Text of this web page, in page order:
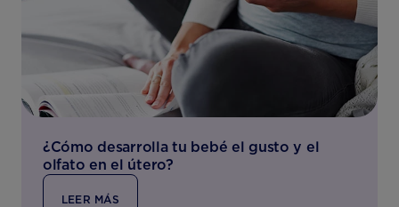
¿Cómo desarrolla tu bebé el gusto y el
olfato en el útero?
LEER MÁS